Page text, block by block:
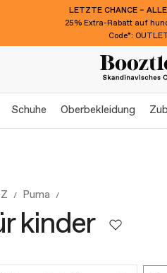
LETZTE CHANCE –
25% Extra-Rabatt auf
Code*:
Schuhe Oberbekleidung
Puma
kinder